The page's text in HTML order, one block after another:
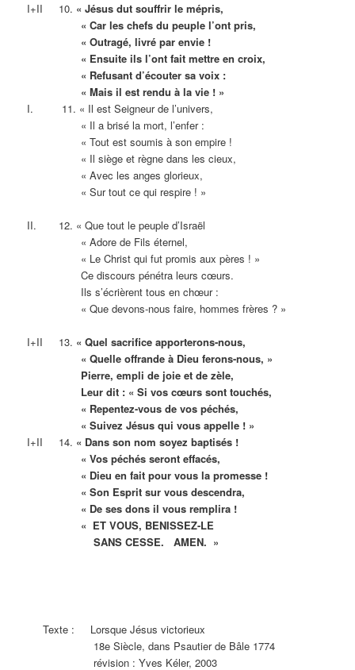
I+II 10. « Jésus dut souffrir le mépris,
« Car les chefs du peuple l’ont pris,
« Outragé, livré par envie !
« Ensuite ils l’ont fait mettre en croix,
« Refusant d’écouter sa voix :
« Mais il est rendu à la vie ! »
I. 11. « Il est Seigneur de l’univers,
« Il a brisé la mort, l’enfer :
« Tout est soumis à son empire !
« Il siège et règne dans les cieux,
« Avec les anges glorieux,
« Sur tout ce qui respire ! »
II. 12. « Que tout le peuple d’Israël
« Adore de Fils éternel,
« Le Christ qui fut promis aux pères ! »
Ce discours pénétra leurs cœurs.
Ils s’écrièrent tous en chœur :
« Que devons-nous faire, hommes frères ? »
I+II 13. « Quel sacrifice apporterons-nous,
« Quelle offrande à Dieu ferons-nous, »
Pierre, empli de joie et de zèle,
Leur dit : « Si vos cœurs sont touchés,
« Repentez-vous de vos péchés,
« Suivez Jésus qui vous appelle ! »
I+II 14. « Dans son nom soyez baptisés !
« Vos péchés seront effacés,
« Dieu en fait pour vous la promesse !
« Son Esprit sur vous descendra,
« De ses dons il vous remplira !
« ET VOUS, BENISSEZ-LE
SANS CESSE. AMEN. »
Texte : Lorsque Jésus victorieux
18e Siècle, dans Psautier de Bâle 1774
révision : Yves Kéler, 2003